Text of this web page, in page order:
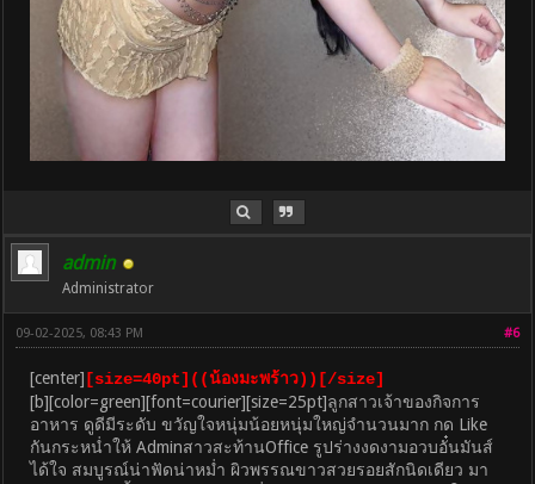
admin
Administrator
#6
09-02-2025, 08:43 PM
[center] [size=40pt]((น้องมะพร้าว))[/size]
[b][color=green][font=courier][size=25pt]ลูกสาวเจ้าของกิจการ
อาหาร ดูดีมีระดับ ขวัญใจหนุ่มน้อยหนุ่มใหญ่จำนวนมาก กด Like
กันกระหน่ำให้ Adminสาวสะท้านOffice รูปร่างงดงามอวบอั๋นมันส์
ได้ใจ สมบูรณ์น่าฟัดน่าหม่ำ ผิวพรรณขาวสวยรอยสักนิดเดียว มา